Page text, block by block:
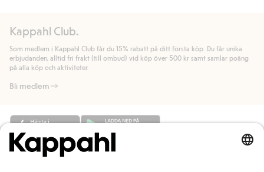
handlar för.
Läs mer
allmänna villkor.
Läs mer
Kappahl Club.
Som medlem i Kappahl Club får du 15% rabatt på ditt första köp. Du får unika
erbjudanden, alltid fri frakt (till ombud) vid köp över 500 kr samt samlar poäng
på alla köp och aktiviteter.
Bli medlem